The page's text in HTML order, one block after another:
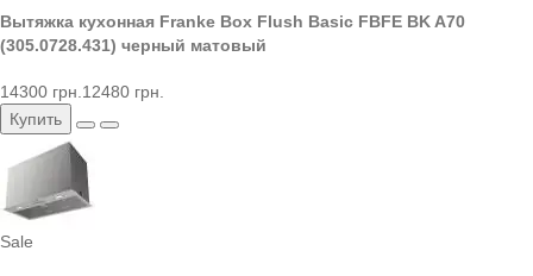
Вытяжка кухонная Franke Box Flush Basic FBFE BK A70
(305.0728.431) черный матовый
14300 грн. 12480 грн.
Купить
Sale